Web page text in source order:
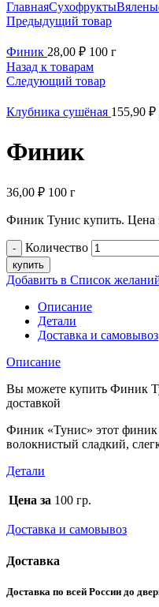
ГлавнаяСухофрукты
Предыдущий товар
Финик 28,00 ₽ 100 г
Назад к товарам
Следующий товар
Клубника сушёная 155,90 ₽
Финик
36,00 ₽ 100 г
Финик Тунис купить. Цена
Количество
купить
Добавить в Список
Описание
Детали
Доставка и самовывоз
Описание
Вы можете купить Финик
доставкой
Финик «Тунис» этот
волокнистый сладкий,
Детали
Цена за 100 гр.
Доставка и самовывоз
Доставка
Доставка по всей России до